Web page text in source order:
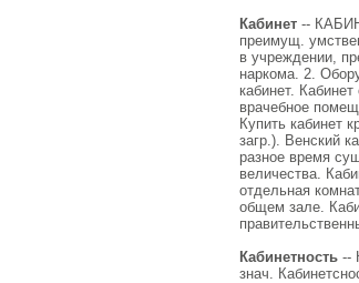
Кабинет--
преимущ.
в учреждении,
наркома. 2.
кабинет.
врачебное
Купить кабинет
загр.). Венский
разное время
величества.
отдельная
общем зале.
Кабинетность--
знач.